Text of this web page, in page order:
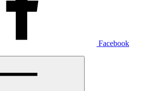
Facebook